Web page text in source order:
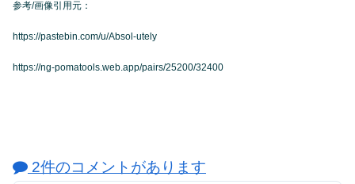
参考/画像引用元：
https://pastebin.com/u/Absol-utely
https://ng-pomatools.web.app/pairs/25200/32400
2件のコメントがあります